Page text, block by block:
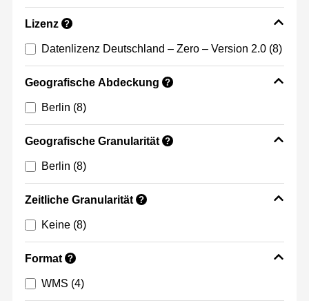
Lizenz ?
Datenlizenz Deutschland – Zero – Version 2.0 (8)
Geografische Abdeckung ?
Berlin (8)
Geografische Granularität ?
Berlin (8)
Zeitliche Granularität ?
Keine (8)
Format ?
WMS (4)